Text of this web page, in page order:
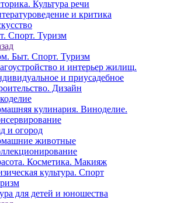
Культура речи
и критика
Спорт. Туризм
Быт. Спорт. Туризм
и интерьер жилищ.
и приусадебное
Дизайн
кулинария. Виноделие.
и огород
животные
Косметика. Макияж
культура. Спорт
для детей и юношества